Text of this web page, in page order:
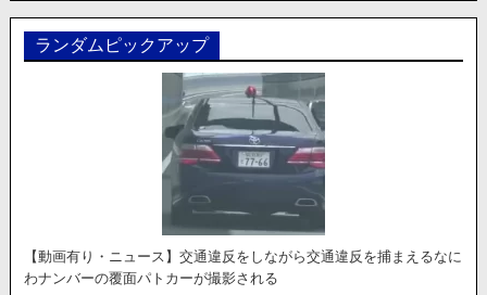
ランダムピックアップ
【動画有り・ニュース】交通違反をしながら交通違反を捕まえるなに
わナンバーの覆面パトカーが撮影される